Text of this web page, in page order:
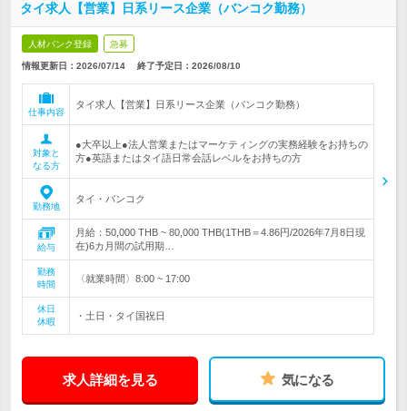
タイ求人【営業】日系リース企業（バンコク勤務）
人材バンク登録 急募
情報更新日：2026/07/14 終了予定日： 2026/08/10
仕事内容
タイ求人【営業】日系リース企業（バンコク勤務）
対象と
なる方
●大卒以上●法人営業またはマーケティングの実務経験をお持ちの
方●英語またはタイ語日常会話レベルをお持ちの方
勤務地
タイ・バンコク
給与
月給：50,000 THB ~ 80,000 THB(1THB＝4.86円/2026年7月8日現
在)6カ月間の試用期…
勤務
時間
〈就業時間〉8:00 ~ 17:00
休日
休暇
・土日・タイ国祝日
求人詳細を見る 気になる